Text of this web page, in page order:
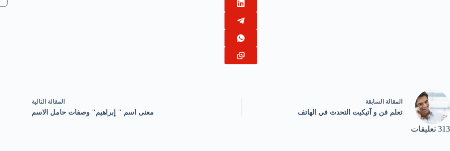
المقالة السابقة
تعلم فن و آتيكيت التحدث في الهاتف
المقالة التالية
معنى اسم " إبراهيم" وصفات حامل الاسم
313 تعليقات